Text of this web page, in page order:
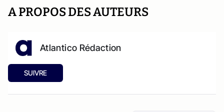
A PROPOS DES AUTEURS
Atlantico Rédaction
SUIVRE